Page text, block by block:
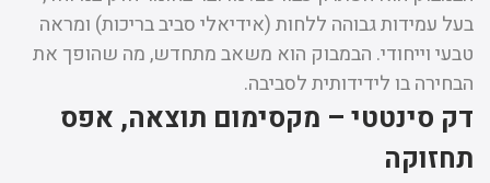
בעל עמידות גבוהה ללחות (אידיאלי סביב בריכות) ומראה
טבעי וייחודי. הבמבוק הוא משאב מתחדש, מה שהופך את
הבחירה בו לידידותית לסביבה.
דק סינטטי – מקסימום תוצאה, אפס
תחזוקה